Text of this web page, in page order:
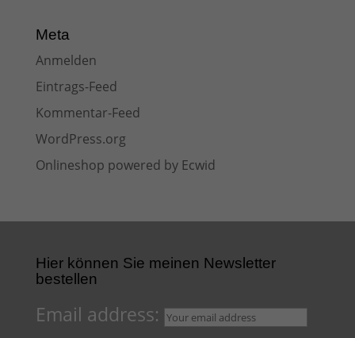
Meta
Anmelden
Eintrags-Feed
Kommentar-Feed
WordPress.org
Onlineshop powered by Ecwid
Hier können Sie meinen Newsletter
bestellen
Email address: